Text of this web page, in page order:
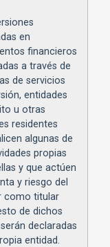
en
financieros
a través de
de servicios
entidades
u otras
residentes
algunas de
propias
y que actúen
y riesgo del
como titular
de dichos
declaradas
entidad.